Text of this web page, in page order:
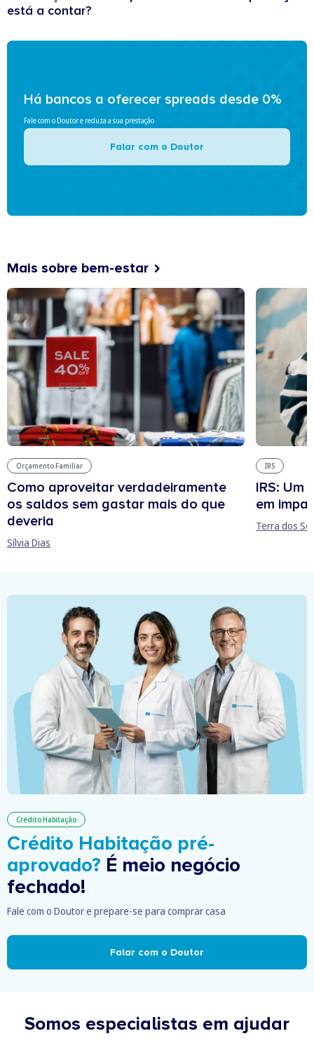
está a contar?
Há bancos a oferecer spreads desde 0%
Fale com o Doutor e reduza a sua prestação
Falar com o Doutor
Mais sobre bem-estar
Orçamento Familiar
Como aproveitar verdadeiramente
os saldos sem gastar mais do que
deveria
Sílvia Dias
IRS
IRS: Um
em
Terra dos
Crédito Habitação
Crédito Habitação pré-
aprovado? É meio negócio
fechado!
Fale com o Doutor e prepare-se para comprar casa
Falar com o Doutor
Somos especialistas em ajudar